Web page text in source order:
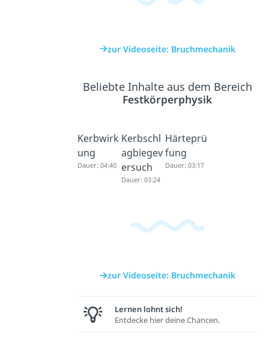
zur Videoseite: Bruchmechanik
Beliebte Inhalte aus dem Bereich
Festkörperphysik
Kerbwirk
ung
Dauer: 04:40
Kerbschl
agbiegev
ersuch
Dauer: 03:24
Härteprü
fung
Dauer: 03:17
zur Videoseite: Bruchmechanik
Lernen lohnt sich!
Entdecke hier deine Chancen.